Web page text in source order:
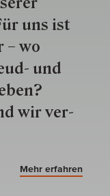
uns ist
– wo
und
wir ver­
Mehr erfahren